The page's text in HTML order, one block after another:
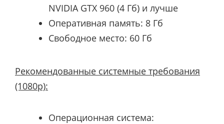
NVIDIA GTX 960 (4 Гб) и лучше
Оперативная память: 8 Гб​
Свободное место: 60 Гб
Рекомендованные системные требования
(1080p):
Операционная система: